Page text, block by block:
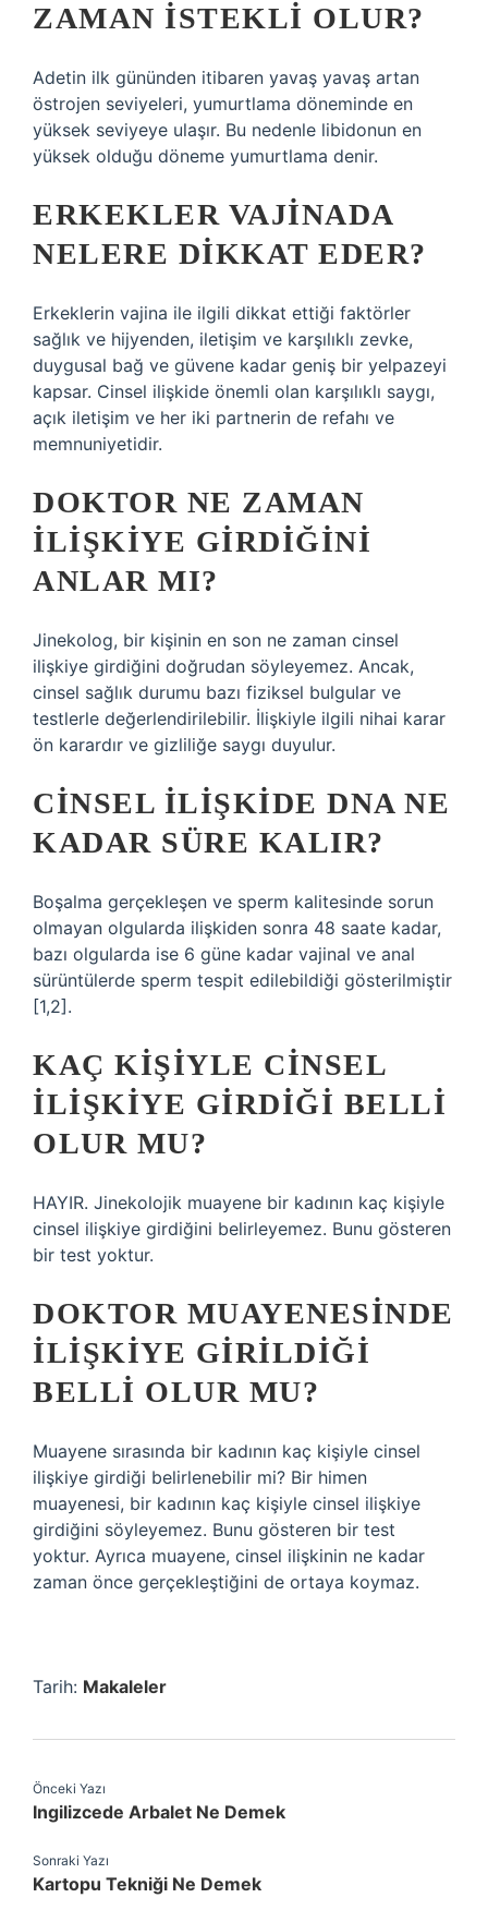
ZAMAN ISTEKLI OLUR?
Adetin ilk gününden itibaren yavaş yavaş artan
östrojen seviyeleri, yumurtlama döneminde en
yüksek seviyeye ulaşır. Bu nedenle libidonun en
yüksek olduğu döneme yumurtlama denir.
ERKEKLER VAJINADA
NELERE DIKKAT EDER?
Erkeklerin vajina ile ilgili dikkat ettiği faktörler
sağlık ve hijyenden, iletişim ve karşılıklı zevke,
duygusal bağ ve güvene kadar geniş bir yelpazeyi
kapsar. Cinsel ilişkide önemli olan karşılıklı saygı,
açık iletişim ve her iki partnerin de refahı ve
memnuniyetidir.
DOKTOR NE ZAMAN
ILIŞKIYE GIRDIĞINI
ANLAR MI?
Jinekolog, bir kişinin en son ne zaman cinsel
ilişkiye girdiğini doğrudan söyleyemez. Ancak,
cinsel sağlık durumu bazı fiziksel bulgular ve
testlerle değerlendirilebilir. İlişkiyle ilgili nihai karar
ön karardır ve gizliliğe saygı duyulur.
CINSEL ILIŞKIDE DNA NE
KADAR SÜRE KALIR?
Boşalma gerçekleşen ve sperm kalitesinde sorun
olmayan olgularda ilişkiden sonra 48 saate kadar,
bazı olgularda ise 6 güne kadar vajinal ve anal
sürüntülerde sperm tespit edilebildiği gösterilmiştir
[1,2].
KAÇ KIŞIYLE CINSEL
ILIŞKIYE GIRDIĞI BELLI
OLUR MU?
HAYIR. Jinekolojik muayene bir kadının kaç kişiyle
cinsel ilişkiye girdiğini belirleyemez. Bunu gösteren
bir test yoktur.
DOKTOR MUAYENESINDE
ILIŞKIYE GIRILDIĞI
BELLI OLUR MU?
Muayene sırasında bir kadının kaç kişiyle cinsel
ilişkiye girdiği belirlenebilir mi? Bir himen
muayenesi, bir kadının kaç kişiyle cinsel ilişkiye
girdiğini söyleyemez. Bunu gösteren bir test
yoktur. Ayrıca muayene, cinsel ilişkinin ne kadar
zaman önce gerçekleştiğini de ortaya koymaz.
Tarih: Makaleler
Önceki Yazı
Ingilizcede Arbalet Ne Demek
Sonraki Yazı
Kartopu Tekniği Ne Demek